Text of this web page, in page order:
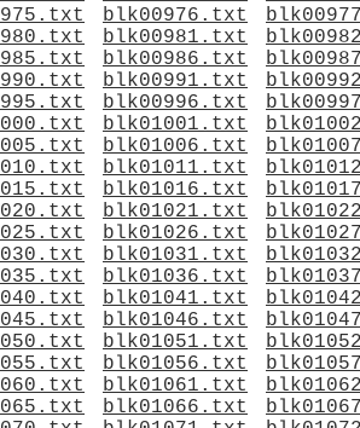
blk00976.txt
blk00981.txt
blk00986.txt
blk00991.txt
blk00996.txt
blk01001.txt
blk01006.txt
blk01011.txt
blk01016.txt
blk01021.txt
blk01026.txt
blk01031.txt
blk01036.txt
blk01041.txt
blk01046.txt
blk01051.txt
blk01056.txt
blk01061.txt
blk01066.txt